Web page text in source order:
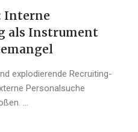
Interne
als Instrument
explodierende Recruiting-
Personalsuche
...